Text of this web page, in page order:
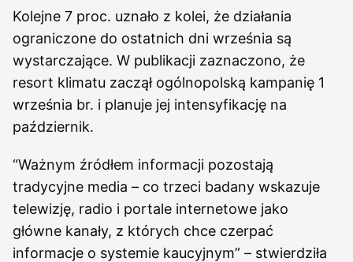
Kolejne 7 proc. uznało z kolei, że działania
ograniczone do ostatnich dni września są
wystarczające. W publikacji zaznaczono, że
resort klimatu zaczął ogólnopolską kampanię 1
września br. i planuje jej intensyfikację na
październik.
“Ważnym źródłem informacji pozostają
tradycyjne media – co trzeci badany wskazuje
telewizję, radio i portale internetowe jako
główne kanały, z których chce czerpać
informacje o systemie kaucyjnym” – stwierdziła